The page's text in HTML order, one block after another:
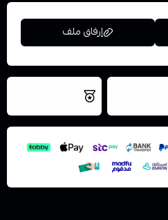
إرفاق ملف
الملف هنا
نتميز بلجودة